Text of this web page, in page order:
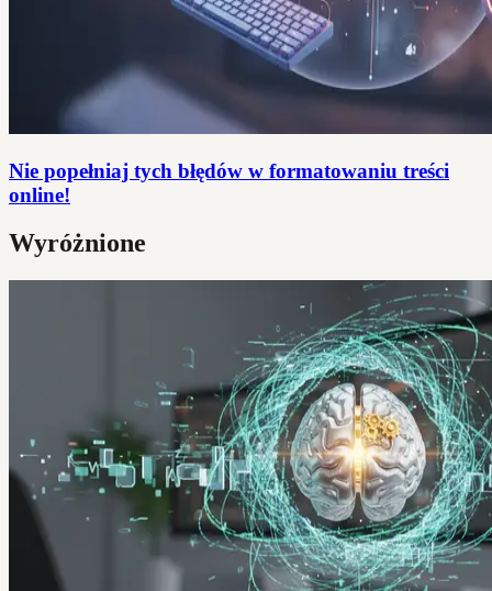
Nie popełniaj tych błędów w formatowaniu treści
online!
Wyróżnione